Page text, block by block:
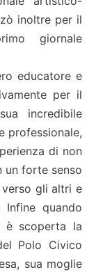
inoltre per il
giornale
educatore e
per il
incredibile
professionale,
di non
un forte senso
gli altri e
quando
è scoperta la
Polo Civico
sua moglie